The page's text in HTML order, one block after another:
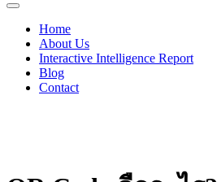
Home
About Us
Interactive Intelligence Report
Blog
Contact